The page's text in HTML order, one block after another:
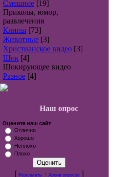
Смешное [19]
Приколы, юмор,
развлечения
Клипы [73]
Животные [3]
Христианское видео [3]
Шок [4]
Шокирующее видео
Разное [4]
Наш опрос
Оцените наш сайт
Отлично
Хорошо
Неплохо
Плохо
[ Результаты· Архив опросов]